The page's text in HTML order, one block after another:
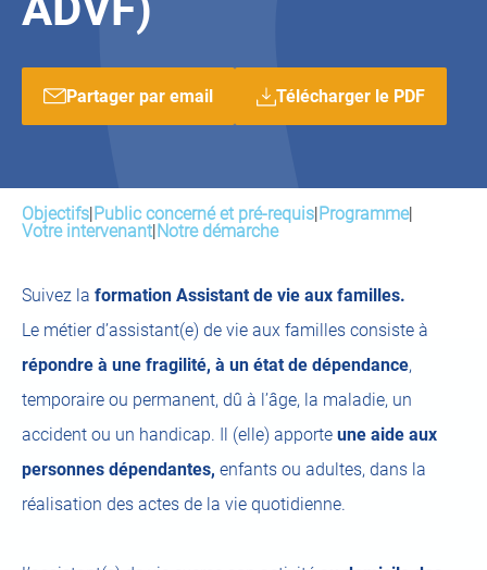
Partager par email Télécharger le PDF
Objectifs|Public concerné et pré-requis|Programme|
Votre intervenant|Notre démarche
Suivez la formation Assistant de vie aux familles.
Le métier d’assistant(e) de vie aux familles consiste à
répondre à une fragilité, à un état de dépendance,
temporaire ou permanent, dû à l’âge, la maladie, un
accident ou un handicap. Il (elle) apporte une aide aux
personnes dépendantes, enfants ou adultes, dans la
réalisation des actes de la vie quotidienne.